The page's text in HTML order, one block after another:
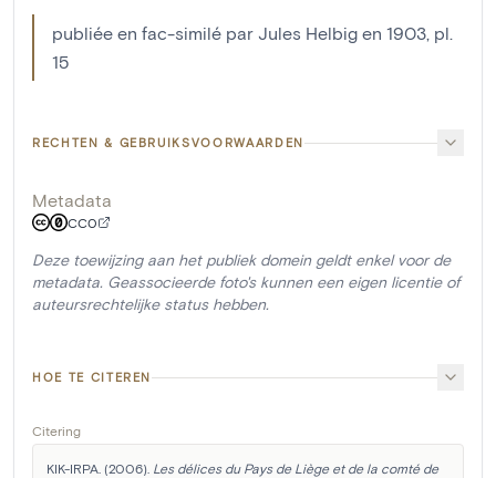
publiée en fac-similé par Jules Helbig en 1903, pl.
15
RECHTEN & GEBRUIKSVOORWAARDEN
Metadata
CC0
Deze toewijzing aan het publiek domein geldt enkel voor de
metadata. Geassocieerde foto's kunnen een eigen licentie of
auteursrechtelijke status hebben.
HOE TE CITEREN
Citering
KIK-IRPA. (2006). Les délices du Pays de Liège et de la comté de